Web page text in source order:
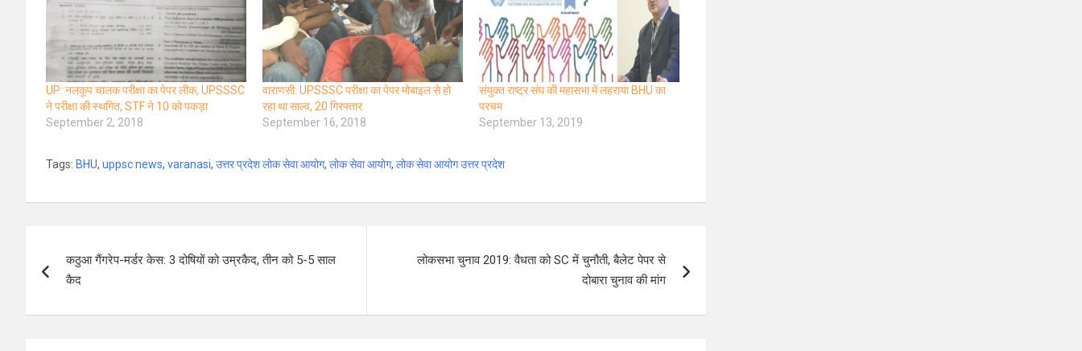
UP: नलकूप चालक परीक्षा का पेपर लीक, UPSSSC
ने परीक्षा की स्थगित, STF ने 10 को पकड़ा
September 2, 2018
वाराणसी: UPSSSC परीक्षा का पेपर मोबाइल से हो
रहा था साल्व, 20 गिरफ्तार
September 16, 2018
संयुक्त राष्ट्र संघ की महासभा में लहराया BHU का
परचम
September 13, 2019
Tags: BHU, uppsc news, varanasi, उत्तर प्रदेश लोक सेवा आयोग, लोक सेवा आयोग, लोक सेवा आयोग उत्तर प्रदेश
navigation
कठुआ गैंगरेप-मर्डर केस: 3 दोषियों को उम्रकैद, तीन को 5-5 साल
कैद
लोकसभा चुनाव 2019: वैधता को SC में चुनौती, बैलेट पेपर से
दोबारा चुनाव की मांग